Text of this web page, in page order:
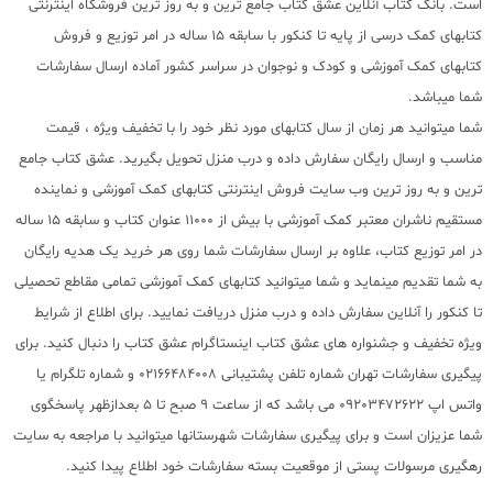
است. بانک کتاب آنلاین عشق کتاب جامع ترین و به روز ترین فروشگاه اینترنتی
کتابهای کمک درسی از پایه تا کنکور با سابقه 15 ساله در امر توزیع و فروش
کتابهای کمک آموزشی و کودک و نوجوان در سراسر کشور آماده ارسال سفارشات
شما میباشد.
شما میتوانید هر زمان از سال کتابهای مورد نظر خود را با تخفیف ویژه ، قیمت
مناسب و ارسال رایگان سفارش داده و درب منزل تحویل بگیرید. عشق کتاب جامع
ترین و به روز ترین وب سایت فروش اینترنتی کتابهای کمک آموزشی و نماینده
مستقیم ناشران معتبر کمک آموزشی با بیش از 11000 عنوان کتاب و سابقه 15 ساله
در امر توزیع کتاب، علاوه بر ارسال سفارشات شما روی هر خرید یک هدیه رایگان
به شما تقدیم مینماید و شما میتوانید کتابهای کمک آموزشی تمامی مقاطع تحصیلی
تا کنکور را آنلاین سفارش داده و درب منزل دریافت نمایید. برای اطلاع از شرایط
ویژه تخفیف و جشنواره های عشق کتاب اینستاگرام عشق کتاب را دنبال کنید. برای
پیگیری سفارشات تهران شماره تلفن پشتیبانی 02166484008 و شماره تلگرام یا
واتس اپ 09203472622 می باشد که از ساعت 9 صبح تا 5 بعدازظهر پاسخگوی
شما عزیزان است و برای پیگیری سفارشات شهرستانها میتوانید با مراجعه به سایت
رهگیری مرسولات پستی از موقعیت بسته سفارشات خود اطلاع پیدا کنید.